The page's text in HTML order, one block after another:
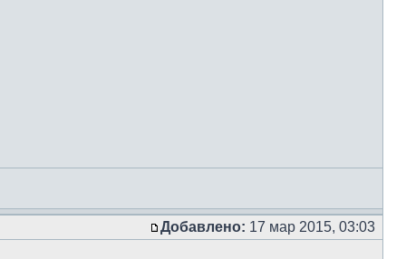
Добавлено: 17 мар 2015, 03:03